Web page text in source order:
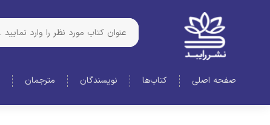
صفحه اصلی کتاب‌ها نویسندگان مترجمان